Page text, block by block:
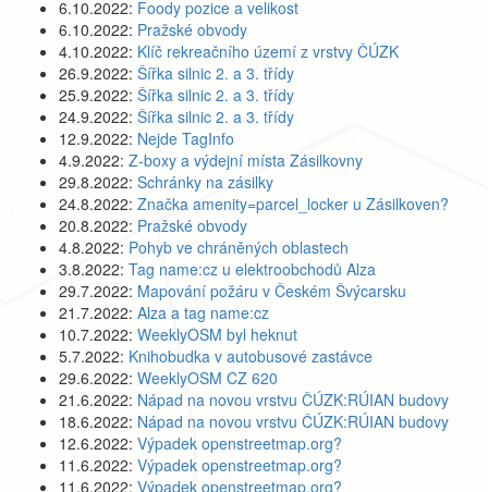
6.10.2022: Foody pozice a velikost
6.10.2022: Pražské obvody
4.10.2022: Klíč rekreačního území z vrstvy ČÚZK
26.9.2022: Šířka silnic 2. a 3. třídy
25.9.2022: Šířka silnic 2. a 3. třídy
24.9.2022: Šířka silnic 2. a 3. třídy
12.9.2022: Nejde TagInfo
4.9.2022: Z-boxy a výdejní místa Zásilkovny
29.8.2022: Schránky na zásilky
24.8.2022: Značka amenity=parcel_locker u Zásilkoven?
20.8.2022: Pražské obvody
4.8.2022: Pohyb ve chráněných oblastech
3.8.2022: Tag name:cz u elektroobchodů Alza
29.7.2022: Mapování požáru v Českém Švýcarsku
21.7.2022: Alza a tag name:cz
10.7.2022: WeeklyOSM byl heknut
5.7.2022: Knihobudka v autobusové zastávce
29.6.2022: WeeklyOSM CZ 620
21.6.2022: Nápad na novou vrstvu ČÚZK:RÚIAN budovy
18.6.2022: Nápad na novou vrstvu ČÚZK:RÚIAN budovy
12.6.2022: Výpadek openstreetmap.org?
11.6.2022: Výpadek openstreetmap.org?
11.6.2022: Výpadek openstreetmap.org?